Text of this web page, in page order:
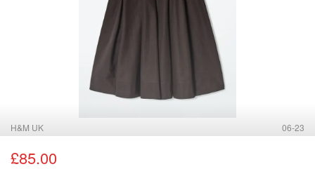
H&M UK 06-23
£85.00